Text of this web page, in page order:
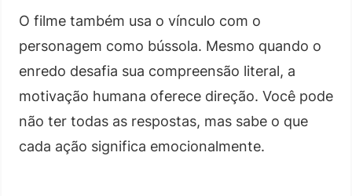
O filme também usa o vínculo com o
personagem como bússola. Mesmo quando o
enredo desafia sua compreensão literal, a
motivação humana oferece direção. Você pode
não ter todas as respostas, mas sabe o que
cada ação significa emocionalmente.